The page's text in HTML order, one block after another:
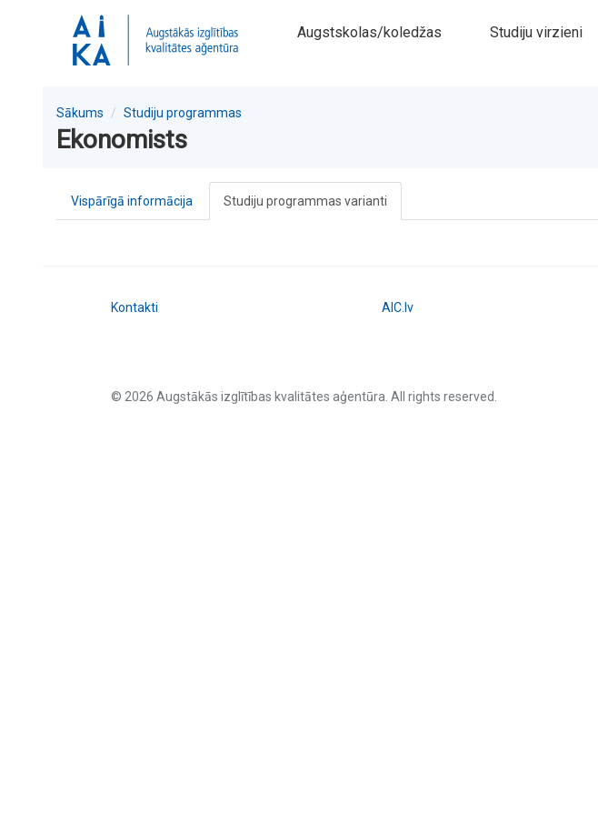
Augstskolas/koledžas Studiju virzieni
Sākums Studiju programmas
Ekonomists
Vispārīgā informācija Studiju programmas varianti
Kontakti AIC.lv
© 2026 Augstākās izglītības kvalitātes aģentūra. All rights reserved.